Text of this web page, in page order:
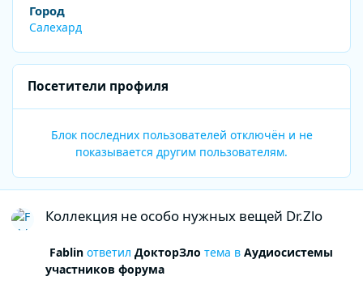
Город
Салехард
Посетители профиля
Блок последних пользователей отключён и не
показывается другим пользователям.
Коллекция не особо нужных вещей Dr.Zlo
Fablinответил ДокторЗло тема в Аудиосистемы
участников форума